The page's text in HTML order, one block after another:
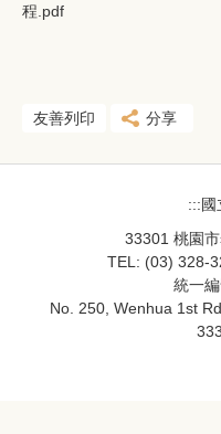
程.pdf
友善列印 分享
:::國
33301 桃園
TEL: (03) 328-
統一
No. 250, Wenhua 1st